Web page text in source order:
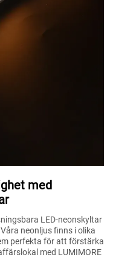
med
LED-neonskyltar
neonljus finns i olika
perfekta för att förstärka
med LUMIMORE